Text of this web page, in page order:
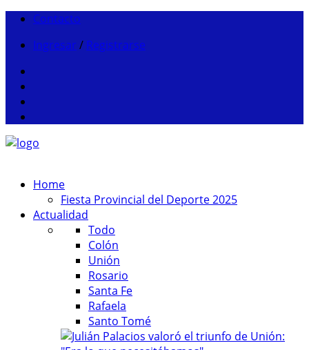
Contacto
Ingresar / Registrarse
Home
Fiesta Provincial del Deporte 2025
Actualidad
Todo
Colón
Unión
Rosario
Santa Fe
Rafaela
Santo Tomé